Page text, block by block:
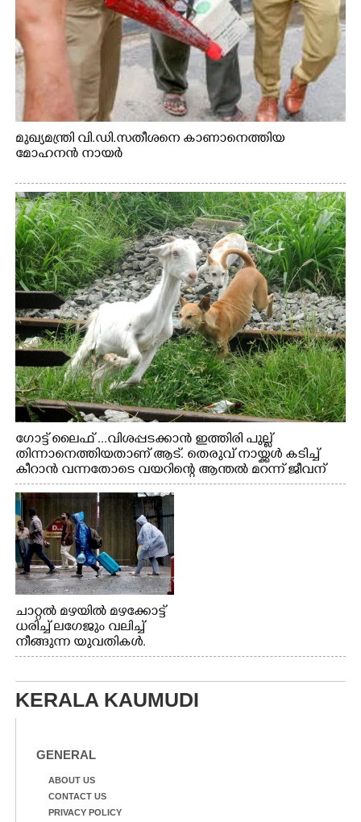
മുഖ്യമന്ത്രി വി.ഡി.സതീശനെ കാണാനെത്തിയ
മോഹനൻ നായർ
ഗോട്ട് ലൈഫ് ...വിശപ്പടക്കാൻ ഇത്തിരി പുല്ല്
തിന്നാനെത്തിയതാണ് ആട്. തെരുവ് നായ്ക്കൾ കടിച്ച്
കീറാൻ വന്നതോടെ വയറിന്റെ ആന്തൽ മറന്ന് ജീവന്
വേണ്ടിയായി ഓട്ടം. എറണാകുളം വാത്തുരുത്തിയിൽ
നിന്നുള്ള കാഴ്ച
ചാറ്റൽ മഴയിൽ മഴക്കോട്ട്
ധരിച്ച് ലഗേജും വലിച്ച്
നീങ്ങുന്ന യുവതികൾ.
എറണാകുളം മേനകയിൽ
KERALA KAUMUDI
GENERAL
ABOUT US
CONTACT US
PRIVACY POLICY